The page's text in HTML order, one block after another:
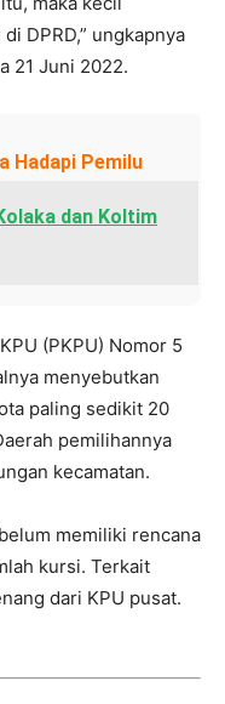
DPRD,” ungkapnya
21 Juni 2022.
Hadapi Pemilu
dan Koltim
(PKPU) Nomor 5
menyebutkan
paling sedikit 20
pemilihannya
kecamatan.
memiliki rencana
kursi. Terkait
dari KPU pusat.